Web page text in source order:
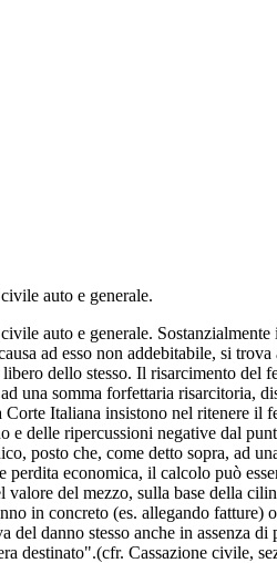
auto e generale.
auto e generale.
ad esso non addebitabile, si
dello stesso. Il risarcimento del
una somma forfettaria risarcitoria,
Italiana insistono nel ritenere il
delle ripercussioni negative dal
posto che, come detto sopra, ad
economica, il calcolo può
del mezzo, sulla base della
in concreto (es. allegando fatture)
danno stesso anche in assenza
destinato".(cfr. Cassazione civile,